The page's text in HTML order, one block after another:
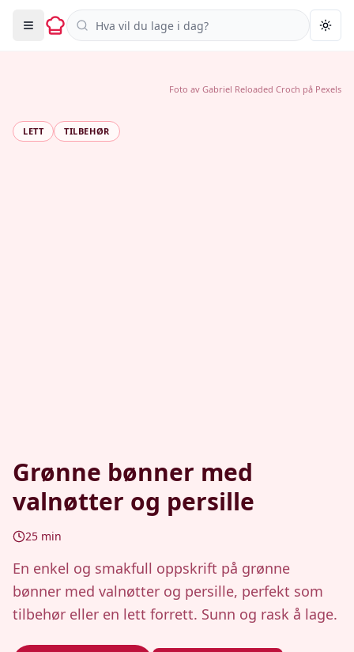
Søk i oppskrifter
LETT TILBEHØR
Grønne bønner med
valnøtter og persille
25 min
En enkel og smakfull oppskrift på grønne
bønner med valnøtter og persille, perfekt som
tilbehør eller en lett forrett. Sunn og rask å lage.
Foto av Gabriel Reloaded Croch på Pexels